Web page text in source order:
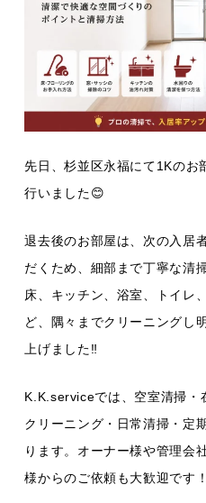
先日、杉並区永福にて1Kのお
行いました😊
退去後のお部屋は、次の入居
だくため、細部まで丁寧な清
床、キッチン、浴室、トイレ
ど、隅々までクリーニングし
上げました‼️
K.K.serviceでは、空室清掃・
クリーニング・日常清掃・定
ります。オーナー様や管理会
様からのご依頼も大歓迎です！